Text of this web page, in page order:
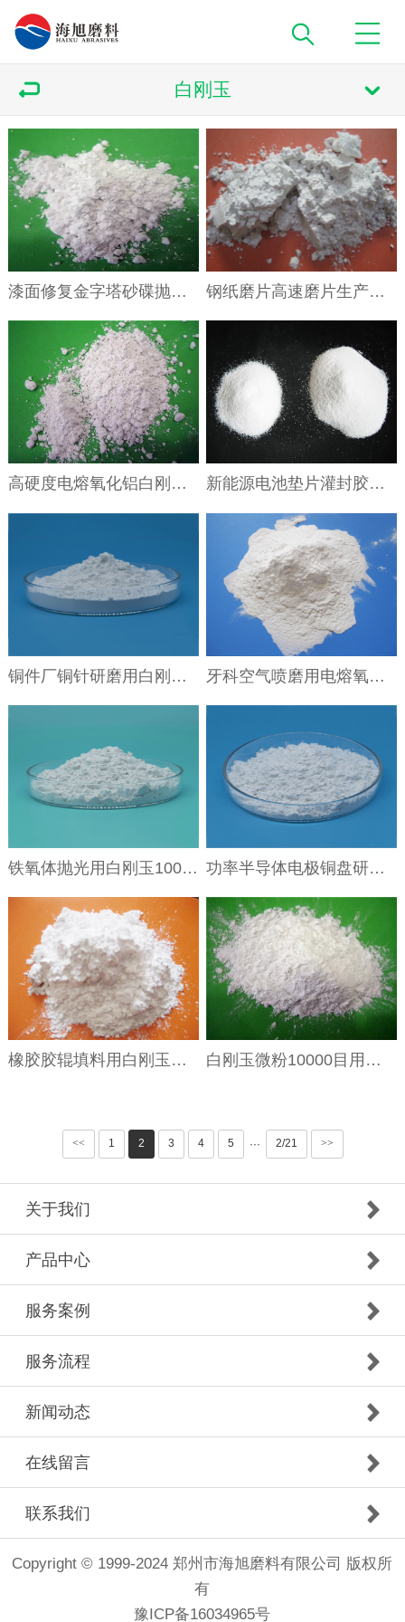
白刚玉
漆面修复金字塔砂碟抛光碟生产用氧化铝白刚玉微粉 钢纸磨片高速磨片生产用白刚玉氧化铝耐磨粉
高硬度电熔氧化铝白刚玉用于砂盘研磨盘耐磨填料 新能源电池垫片灌封胶用白刚玉粒度砂60目绝缘导热耐磨砂
铜件厂铜针研磨用白刚玉320目对应国标W63电熔氧化铝微粉 牙科空气喷磨用电熔氧化铝微粉30-50微米白刚玉微粉
铁氧体抛光用白刚玉10000#即D50:1微米电熔氧化铝微粉 功率半导体电极铜盘研磨用白刚玉700目WFA F400
橡胶胶辊填料用白刚玉微粉1500目 白刚玉微粉10000目用于不粘锅涂料电熔氧化铝微粉WA0.5-1微米
<< 1 2 3 4 5 ··· 2/21 >>
关于我们
产品中心
服务案例
服务流程
新闻动态
在线留言
联系我们
Copyright © 1999-2024 郑州市海旭磨料有限公司 版权所
有
豫ICP备16034965号